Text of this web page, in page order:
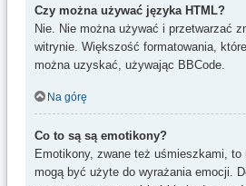
Czy można używać języka HTML?
Nie. Nie można używać i przetwarzać
witrynie. Większość formatowania,
można uzyskać, używając BBCode.
Na górę
Co to są są emotikony?
Emotikony, zwane też uśmieszkami, to
mogą być użyte do wyrażania emocji.